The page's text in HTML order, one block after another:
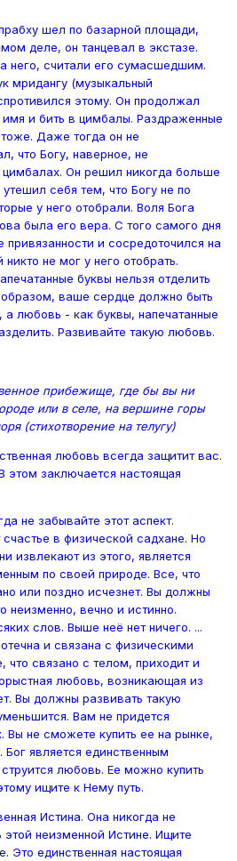
шел по базарной площади,
деле, он танцевал в экстазе.
него, считали его сумасшедшим.
мридангу (музыкальный
этому. Он продолжал
имя и бить в цимбалы. Раздраженные
Даже тогда он не
что Богу, наверное, не
цимбалах. Он решил никогда больше
себя тем, что Богу не по
у него отобрали. Воля Бога
была его вера. С того самого дня
и сосредоточился на
не мог у него отобрать.
буквы нельзя отделить
ваше сердце должно быть
а любовь - как буквы, напечатанные
Развивайте такую любовь.
прибежище, где бы вы ни
или в селе, на вершине горы
(стихотворение на телугу)
любовь всегда защитит вас.
этом заключается настоящая
не забывайте этот аспект.
в физической садхане. Но
извлекают из этого, является
по своей природе. Все, что
или поздно исчезнет. Вы должны
неизменно, вечно и истинно.
слов. Выше неё нет ничего. ...
и связана с физическими
связано с телом, приходит и
любовь, возникающая из
Вы должны развивать такую
Вам не придется
Вы не сможете купить ее на рынке,
Бог является единственным
любовь. Ее можно купить
ищите к Нему путь.
Истина. Она никогда не
этой неизменной Истине. Ищите
Это единственная настоящая